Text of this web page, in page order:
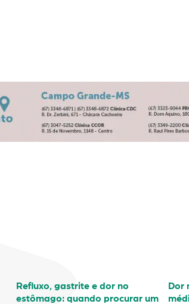
Refluxo, gastrite e dor no
estômago: quando procurar um
Dor